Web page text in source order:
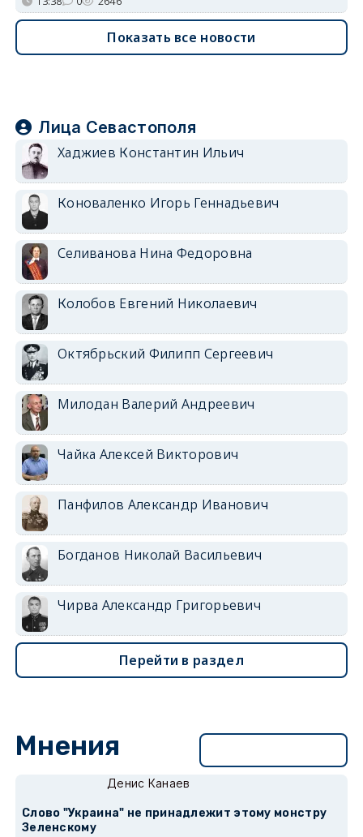
Показать все новости
Лица Севастополя
Хаджиев Константин Ильич
Коноваленко Игорь Геннадьевич
Селиванова Нина Федоровна
Колобов Евгений Николаевич
Октябрьский Филипп Сергеевич
Милодан Валерий Андреевич
Чайка Алексей Викторович
Панфилов Александр Иванович
Богданов Николай Васильевич
Чирва Александр Григорьевич
Перейти в раздел
Мнения
Денис Канаев
Слово "Украина" не принадлежит этому монстру
Зеленскому